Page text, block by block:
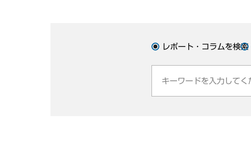
レポート・コラムを検索